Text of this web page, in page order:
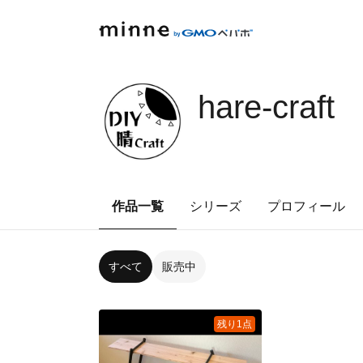
hare-craft
作品一覧 シリーズ プロフィール
すべて 販売中
残り1点